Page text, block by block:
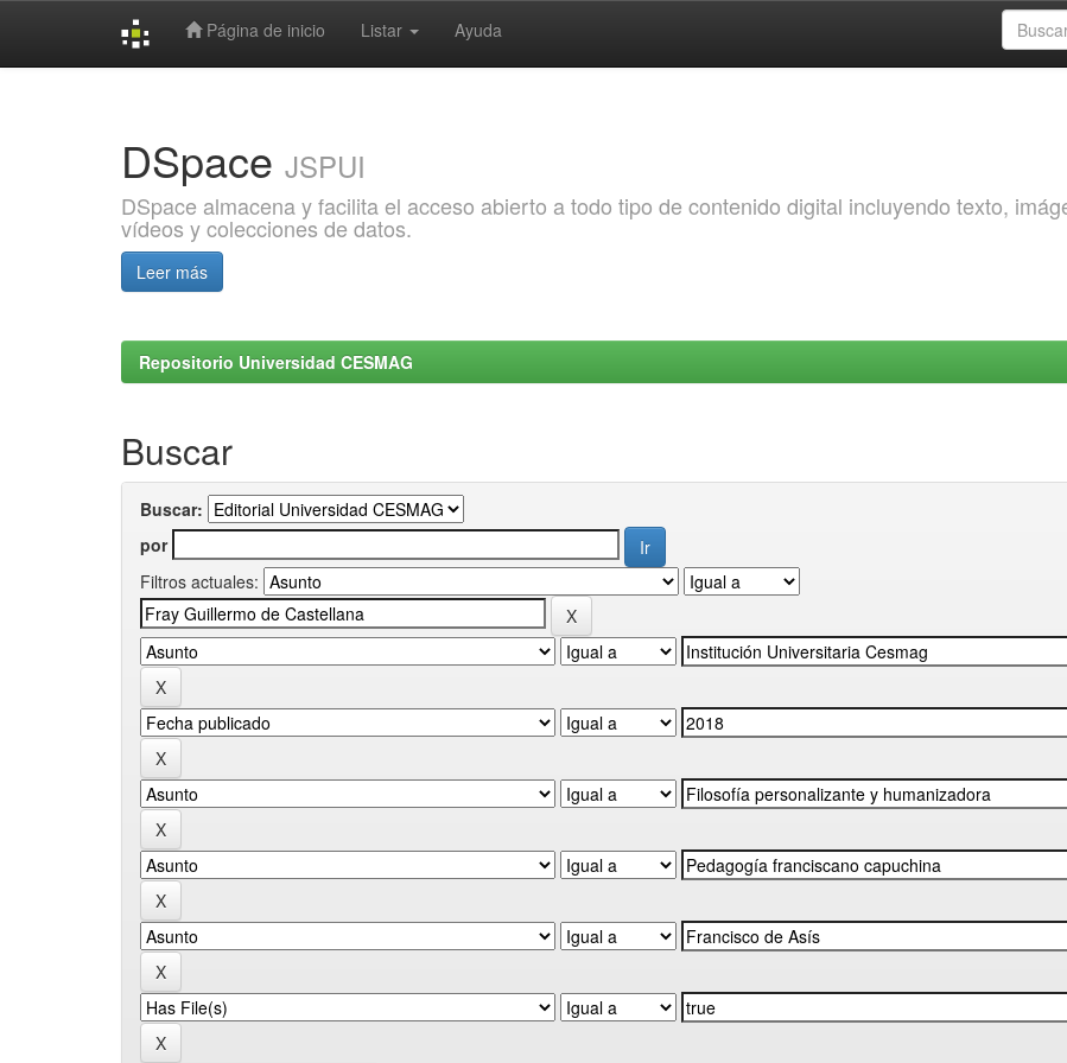
Página de inicio Listar Ayuda
DSpace JSPUI
DSpace almacena y facilita el acceso abierto a todo tipo de contenido digital incluyendo texto,
vídeos y colecciones de datos.
Leer más
Repositorio Universidad CESMAG
Buscar
Buscar:
por
Filtros actuales: